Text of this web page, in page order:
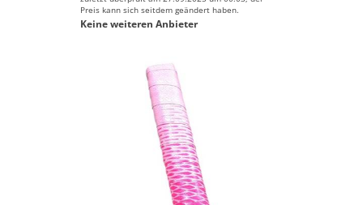
Preis kann sich seitdem geändert haben.
Keine weiteren Anbieter